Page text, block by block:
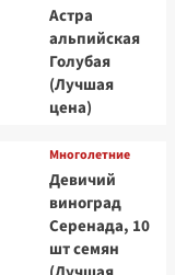
Астра
альпийская
Голубая
(Лучшая
цена)
Многолетние
Девичий
виноград
Серенада, 10
шт семян